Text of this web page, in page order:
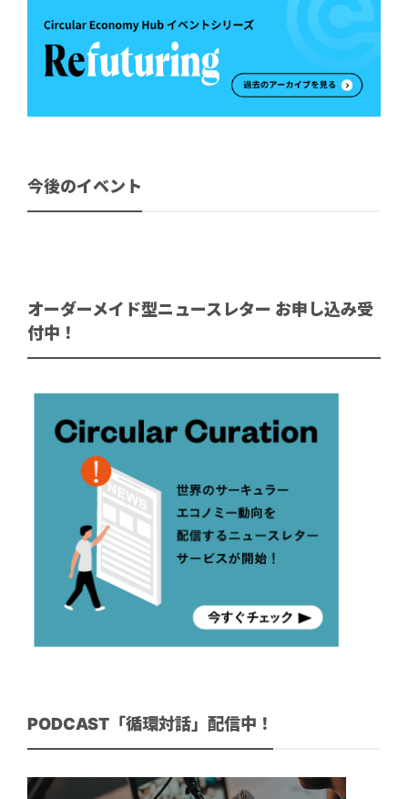
今後のイベント
オーダーメイド型ニュースレター お申し込み受
付中！
PODCAST「循環対話」配信中！